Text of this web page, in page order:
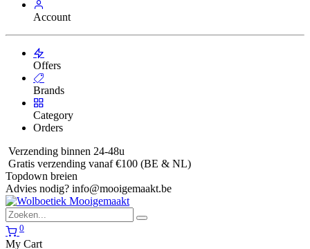
Account
Offers
Brands
Category
Orders
Verzending binnen 24-48u
Gratis verzending vanaf €100 (BE & NL)
Topdown breien
Advies nodig? info@mooigemaakt.be
0
My Cart